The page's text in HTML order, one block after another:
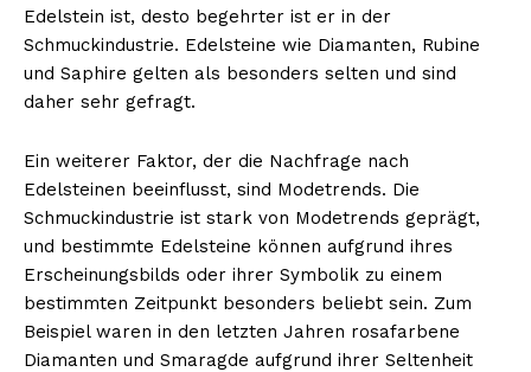
Edelstein ist, desto begehrter ist er in der
Schmuckindustrie. Edelsteine wie Diamanten, Rubine
und Saphire gelten als besonders selten und sind
daher sehr gefragt.
Ein weiterer Faktor, der die Nachfrage nach
Edelsteinen beeinflusst, sind Modetrends. Die
Schmuckindustrie ist stark von Modetrends geprägt,
und bestimmte Edelsteine können aufgrund ihres
Erscheinungsbilds oder ihrer Symbolik zu einem
bestimmten Zeitpunkt besonders beliebt sein. Zum
Beispiel waren in den letzten Jahren rosafarbene
Diamanten und Smaragde aufgrund ihrer Seltenheit